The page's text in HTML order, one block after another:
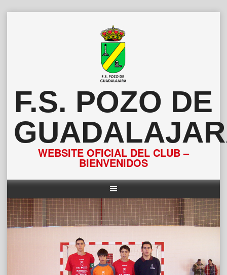
F.S. POZO DE
WEBSITE OFICIAL DEL CLUB –
BIENVENIDOS